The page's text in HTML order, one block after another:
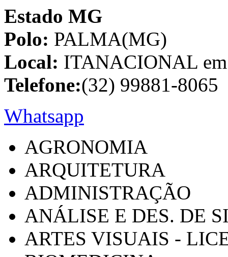
Estado MG
Polo: PALMA(MG)
Local: ITANACIONAL
Telefone:(32) 99881-8065
Whatsapp
AGRONOMIA
ARQUITETURA
ADMINISTRAÇÃO
ANÁLISE E DES. DE
ARTES VISUAIS -